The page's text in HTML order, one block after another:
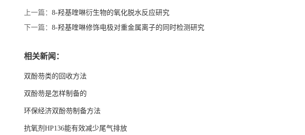
上一篇： 8-羟基喹啉衍生物的氧化脱水反应研究
下一篇： 8-羟基喹啉修饰电极对重金属离子的同时检测研究
相关新闻：
双酚芴类的回收方法
双酚芴是怎样制备的
环保经济双酚芴制备方法
抗氧剂HP136能有效减少尾气排放